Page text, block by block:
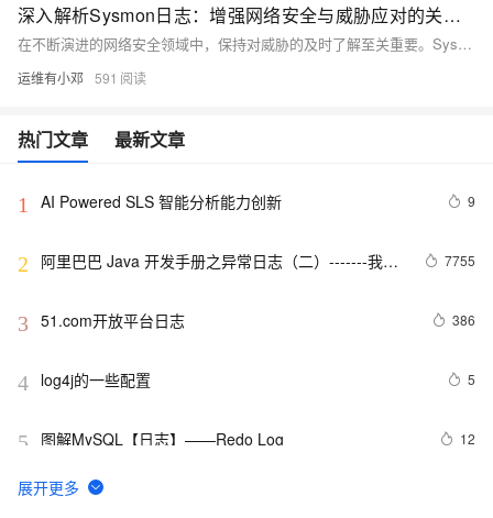
深入解析Sysmon日志：增强网络安全与威胁应对的关键一环
在不断演进的网络安全领域中，保持对威胁的及时了解至关重要。Sysmon日志在这方面发挥了至关重要的作用，通过提供有价值的见解，使组织能够加强其安全姿态。Windows在企业环境中是主导的操作系统，因此深入了解Windows事件日志、它们的独特特性和局限性，并通过Sysmon进行增强，变得至关重要。
运维有小邓 591
热门文章 最新文章
1 AI Powered SLS 智能分析能力创新 9
2
阿里巴巴 Java 开发手册之异常日志（二）-------我的
7755
3 51.com开放平台日志 386
4 log4j的一些配置 5
5 图解MySQL【日志】——Redo Log 12
6 Log4J 漏洞复现+漏洞靶场